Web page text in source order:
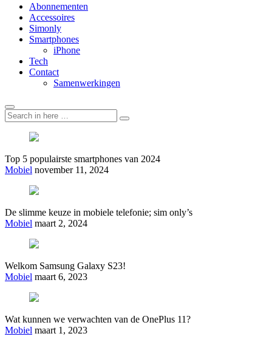
Abonnementen
Accessoires
Simonly
Smartphones
iPhone
Tech
Contact
Samenwerkingen
Search
for:
Search
Top 5 populairste smartphones van 2024
Mobiel november 11, 2024
De slimme keuze in mobiele telefonie; sim only’s
Mobiel maart 2, 2024
Welkom Samsung Galaxy S23!
Mobiel maart 6, 2023
Wat kunnen we verwachten van de OnePlus 11?
Mobiel maart 1, 2023